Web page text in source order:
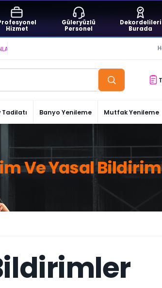
Hizmet
Güleryüzlü
Personel
Dekordelileri
Burada
VE YAŞATIYORUZ ● BİZİMLE DAİMA
Tadilatı Banyo Yenileme Mutfak Yenileme
Ve Yasal